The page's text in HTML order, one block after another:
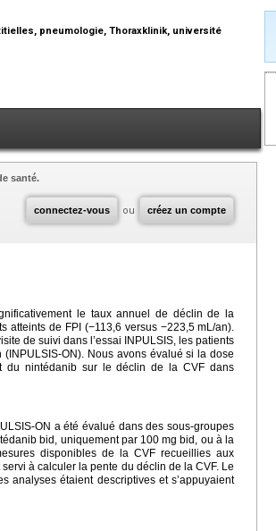
pneumologie, Thoraxklinik, université
connectez-vous ou créez un compte
santé.
le taux annuel de déclin de la
atteints de FPI (−113,6 versus −223,5 mL/an).
de suivi dans l’essai INPULSIS, les patients
ON). Nous avons évalué si la dose
du nintédanib sur le déclin de la CVF dans
ON a été évalué dans des sous-groupes
bid, uniquement par 100 mg bid, ou à la
disponibles de la CVF recueillies aux
à calculer la pente du déclin de la CVF. Le
analyses étaient descriptives et s’appuyaient